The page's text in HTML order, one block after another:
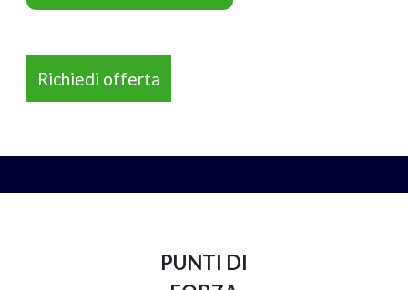
Richiedi offerta
PUNTI DI